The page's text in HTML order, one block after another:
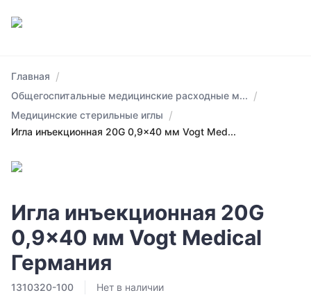
Главная /
Общегоспитальные медицинские расходные м... /
Медицинские стерильные иглы /
Игла инъекционная 20G 0,9x40 мм Vogt Med...
Игла инъекционная 20G
0,9x40 мм Vogt Medical
Германия
1310320-100 Нет в наличии